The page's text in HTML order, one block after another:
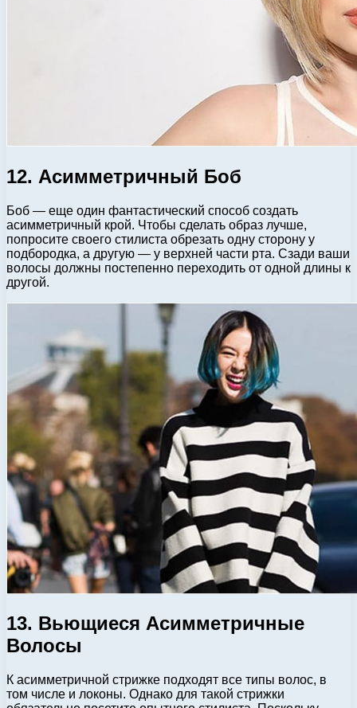
12. Асимметричный Боб
Боб — еще один фантастический способ создать
асимметричный крой. Чтобы сделать образ лучше,
попросите своего стилиста обрезать одну сторону у
подбородка, а другую — у верхней части рта. Сзади ваши
волосы должны постепенно переходить от одной длины к
другой.
13. Вьющиеся Асимметричные
Волосы
К асимметричной стрижке подходят все типы волос, в
том числе и локоны. Однако для такой стрижки